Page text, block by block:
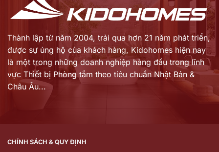
Thành lập từ năm 2004, trải qua hơn 21 năm phát triển,
được sự ủng hộ của khách hàng, Kidohomes hiện nay
là một trong những doanh nghiệp hàng đầu trong lĩnh
vực Thiết bị Phòng tắm theo tiêu chuẩn Nhật Bản &
Châu Âu...
CHÍNH SÁCH & QUY ĐỊNH